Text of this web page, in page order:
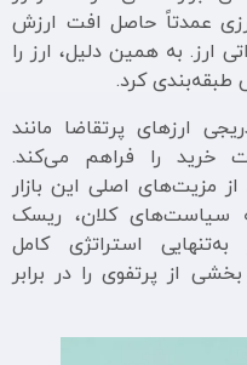
عمدتاً حاصل افت ارزش
ارز. به همین دلیل، ارز را
طبقه‌بندی کرد.
ارزهای پرتقاضا مانند
خرید را فراهم می‌کند.
مزیت‌های اصلی این بازار
سیاست‌های کلان، ریسک
استراتژی کامل
از پرتفوی را در برابر